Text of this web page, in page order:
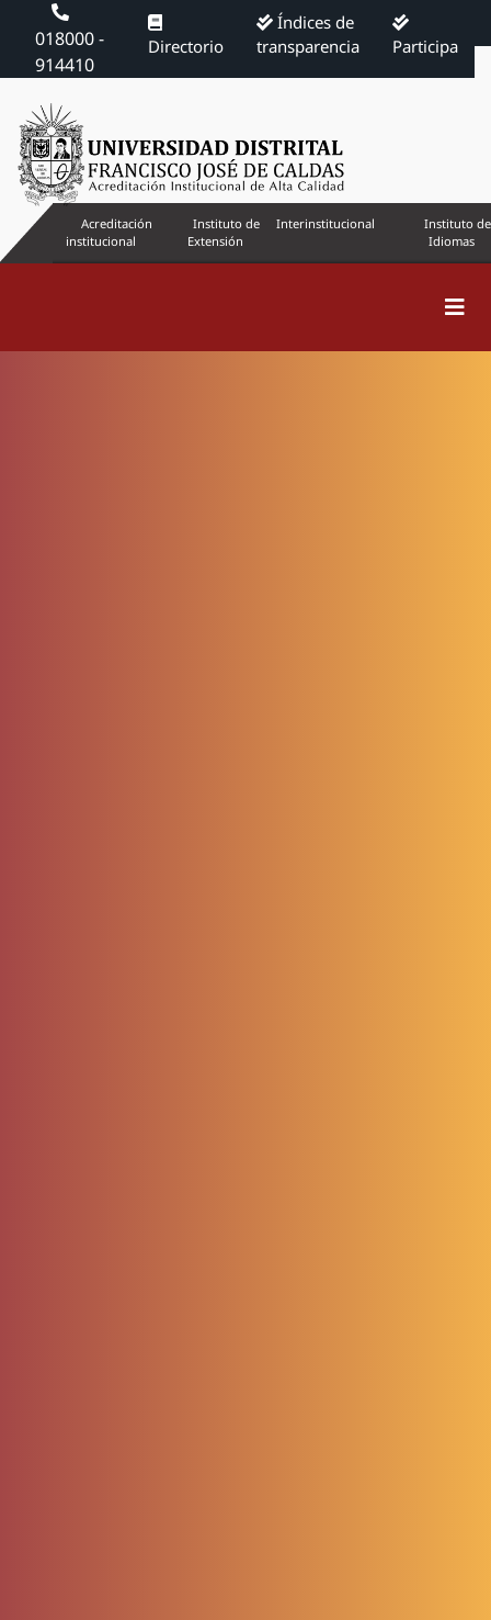
018000 -
914410
Directorio
Índices de
transparencia
Participa
Acreditación
institucional
Instituto de
Extensión
Interinstitucional
Instituto de
Idiomas